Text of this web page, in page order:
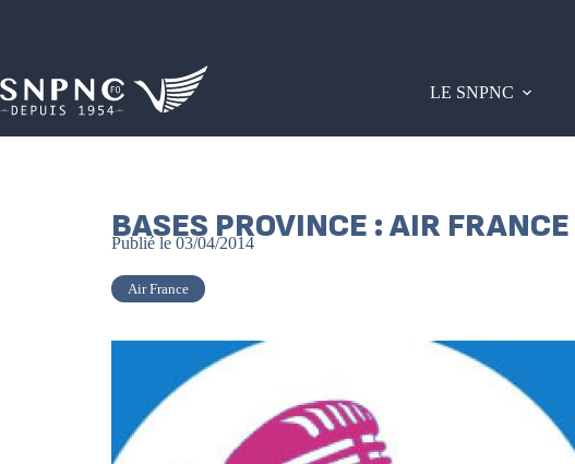
LE SNPNC
BASES PROVINCE : AIR
Publié le 03/04/2014
Air France